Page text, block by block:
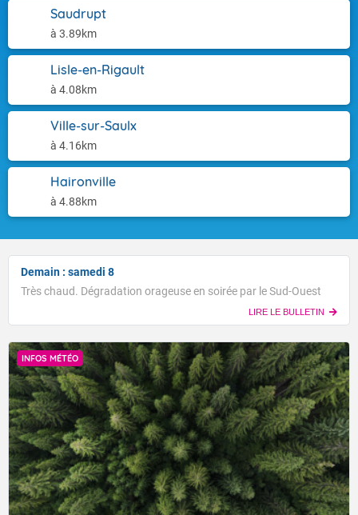
Saudrupt
à 3.89km
Lisle-en-Rigault
à 4.08km
Ville-sur-Saulx
à 4.16km
Haironville
à 4.88km
Demain : samedi 8
Très chaud. Dégradation orageuse en soirée par le Sud-Ouest
LIRE LE BULLETIN
INFOS MÉTÉO